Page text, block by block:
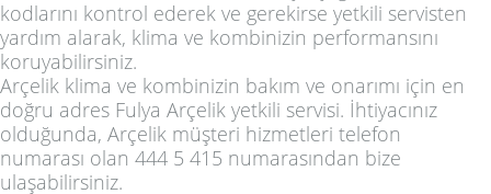
kodlarını kontrol ederek ve gerekirse yetkili servisten
yardım alarak, klima ve kombinizin performansını
koruyabilirsiniz.
Arçelik klima ve kombinizin bakım ve onarımı için en
doğru adres Fulya Arçelik yetkili servisi. İhtiyacınız
olduğunda, Arçelik müşteri hizmetleri telefon
numarası olan 444 5 415 numarasından bize
ulaşabilirsiniz.